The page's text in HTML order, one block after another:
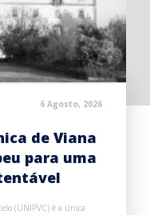
6 Agosto, 2026
de Viana
para uma
(UNIPVC) é a única